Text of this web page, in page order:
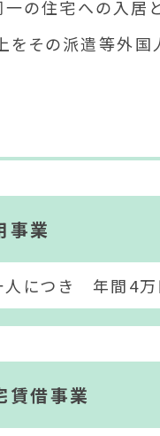
の住宅への入居
をその派遣等外国
事業
人につき 年間4万
賃借事業